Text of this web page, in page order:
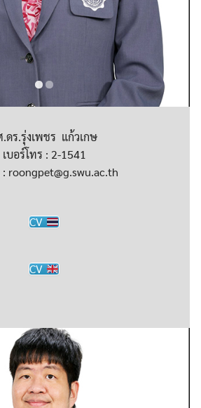
.ดร.รุ่งเพชร แก้วเกษ
เบอร์โทร : 2-1541
roongpet@g.swu.ac.th
CV
CV